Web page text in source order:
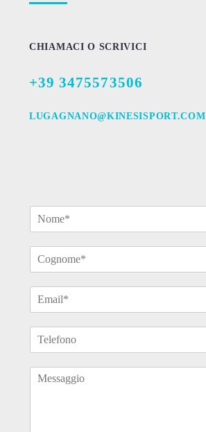
CHIAMACI O SCRIVICI
+39 3475573506
LUGAGNANO@KINESISPORT.COM